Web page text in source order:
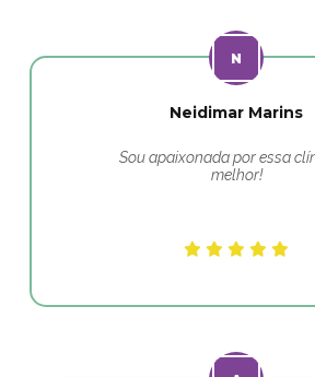
Neidimar Marins
Sou apaixonada por essa
melhor!